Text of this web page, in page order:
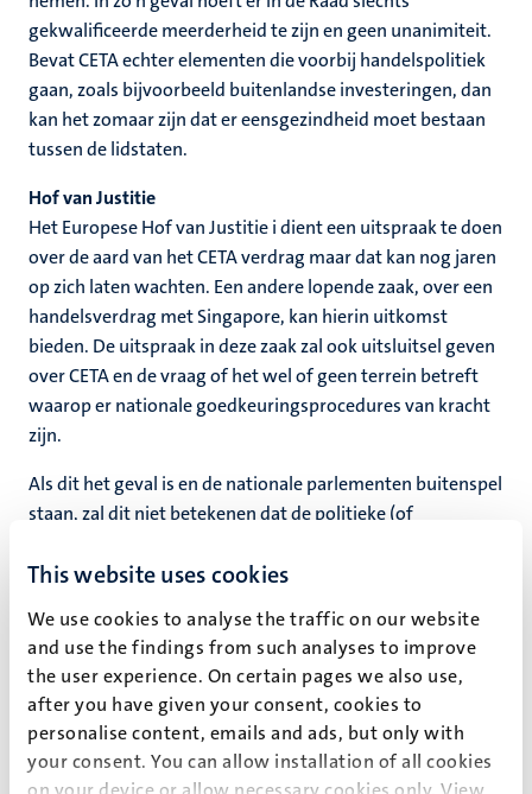
This website uses cookies
We use cookies to analyse the traffic on our website
and use the findings from such analyses to improve
the user experience. On certain pages we also use,
after you have given your consent, cookies to
personalise content, emails and ads, but only with
your consent. You can allow installation of all cookies
gekwalificeerde meerderheid te zijn en geen unanimiteit.
Bevat CETA echter elementen die voorbij handelspolitiek
gaan, zoals bijvoorbeeld buitenlandse investeringen, dan
kan het zomaar zijn dat er eensgezindheid moet bestaan
tussen de lidstaten.
Hof van Justitie
Het Europese Hof van Justitie i dient een uitspraak te doen
over de aard van het CETA verdrag maar dat kan nog jaren
op zich laten wachten. Een andere lopende zaak, over een
handelsverdrag met Singapore, kan hierin uitkomst
bieden. De uitspraak in deze zaak zal ook uitsluitsel geven
over CETA en de vraag of het wel of geen terrein betreft
waarop er nationale goedkeuringsprocedures van kracht
zijn.
Als dit het geval is en de nationale parlementen buitenspel
staan, zal dit niet betekenen dat de politieke (of
conclusie luidt dat het wel degelijk om een gemengd
degelijk zeggenschap hebben, dient een andere kwestie
zich weer aan. Een aanvaarding van CETA zou in zo’n geval
via een goedkeuringswet in het parlement moeten
plaatsen vinden, hetgeen de deur open zet voor een
referendum. Zoals bij het Oekraïneverdrag iduidelijk is
geworden is deze optie niet zonder bezwaren en